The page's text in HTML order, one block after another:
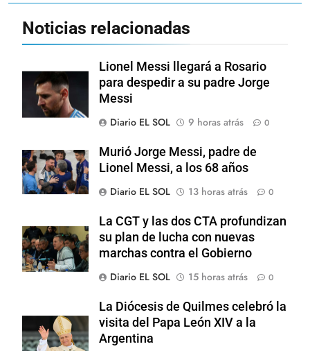
Noticias relacionadas
Lionel Messi llegará a Rosario
para despedir a su padre Jorge
Messi
Diario EL SOL
9 horas atrás 0
Murió Jorge Messi, padre de
Lionel Messi, a los 68 años
Diario EL SOL
13 horas atrás 0
La CGT y las dos CTA profundizan
su plan de lucha con nuevas
marchas contra el Gobierno
Diario EL SOL
15 horas atrás 0
La Diócesis de Quilmes celebró la
visita del Papa León XIV a la
Argentina